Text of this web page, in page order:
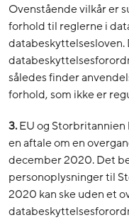
Ovenstående vilkår er
forhold til reglerne i
databeskyttelsesloven.
således finder
forhold, som ikke er
3.EU og
en aftale om en
december 2020. Det
personoplysninger til
2020 kan ske uden et